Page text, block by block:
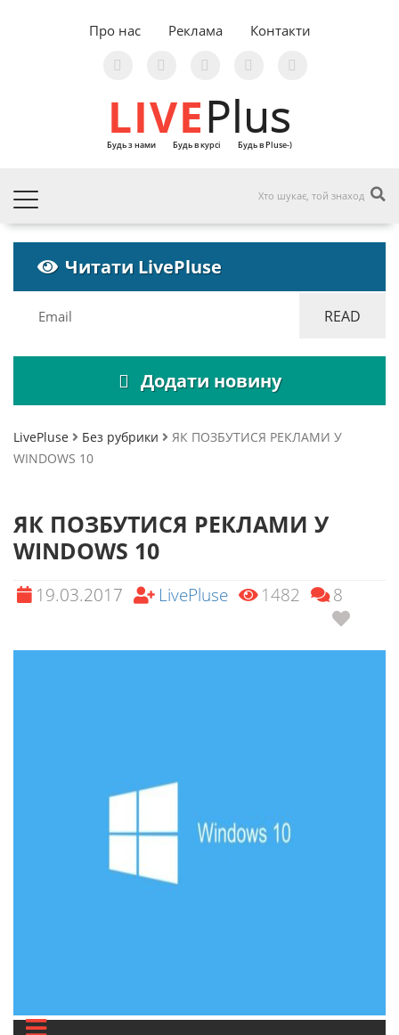
Про нас Реклама Контакти
LIVEPlus
Будь з нами Будь в курсі Будь в Pluse-)
Читати LivePluse
Додати новину
LivePluse Без рубрики
ЯК ПОЗБУТИСЯ РЕКЛАМИ У
WINDOWS 10
ЯК ПОЗБУТИСЯ РЕКЛАМИ У
WINDOWS 10
19.03.2017 LivePluse 1482 8